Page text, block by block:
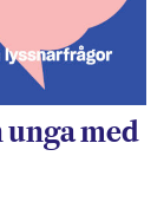
unga med